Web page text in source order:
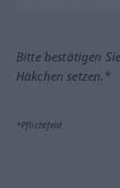
Bitte bestätigen
Häkchen setzen.*
*Pflichtfeld